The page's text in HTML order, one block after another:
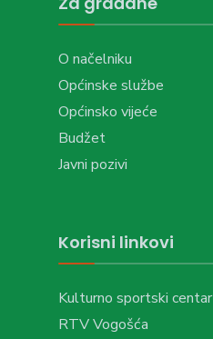
O načelniku
Općinske službe
Općinsko vijeće
Budžet
Javni pozivi
Korisni linkovi
Kulturno sportski centar
RTV Vogošća